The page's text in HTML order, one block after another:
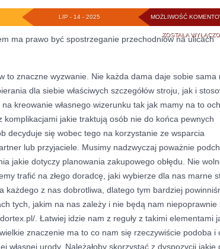
MOŻLIWOŚĆ
ZOSTAŁA
LIP - 14 - 2025
ma prawo być spostrzeganie przechodniów na ulicach
to znaczne wyzwanie. Nie każda dama daje sobie sama
dla siebie właściwych szczegółów stroju, jak i
kreowanie własnego wizerunku tak jak mamy na to
komplikacjami jakie traktują osób nie do końca pewnych
decyduje się wobec tego na korzystanie ze wsparcia
lub przyjaciele. Musimy nadzwyczaj poważnie
jakie dotyczy planowania zakupowego obłędu. Nie
trafić na złego doradcę, jaki wybierze dla nas marne
każdego z nas dobrotliwa, dlatego tym bardziej
tych, jakim na nas zależy i nie będą nam niepoprawnie
. Łatwiej idzie nam z reguły z takimi elementami
znaczenie ma to co nam się rzeczywiście podoba i
własnej urody. Należałoby skorzystać z dyspozycji jakie